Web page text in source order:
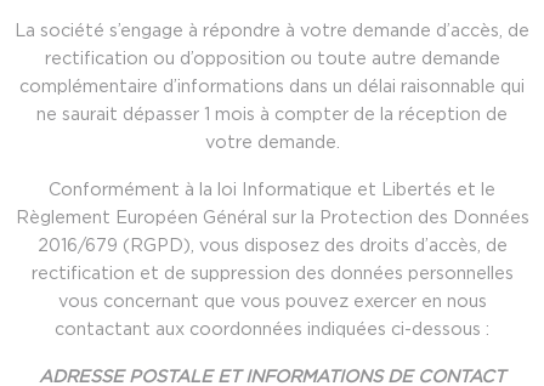
La société s’engage à répondre à votre demande d’accès, de
rectification ou d’opposition ou toute autre demande
complémentaire d’informations dans un délai raisonnable qui
ne saurait dépasser 1 mois à compter de la réception de
votre demande.
Conformément à la loi Informatique et Libertés et le
Règlement Européen Général sur la Protection des Données
2016/679 (RGPD), vous disposez des droits d’accès, de
rectification et de suppression des données personnelles
vous concernant que vous pouvez exercer en nous
contactant aux coordonnées indiquées ci-dessous :
ADRESSE POSTALE ET INFORMATIONS DE CONTACT